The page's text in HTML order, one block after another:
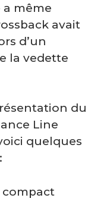
même
avait
d’un
la vedette
du
Line
quelques